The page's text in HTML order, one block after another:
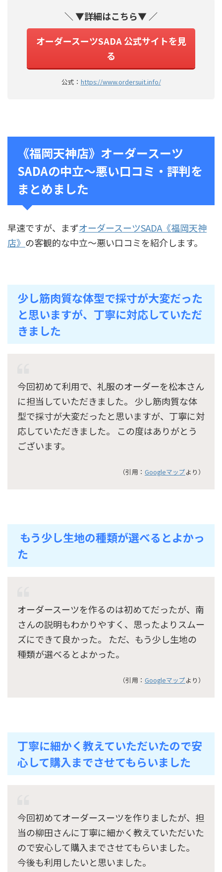
＼ ▼詳細はこちら▼ ／
オーダースーツSADA 公式サイトを見
る
公式： https://www.ordersuit.info/
《福岡天神店》オーダースーツ
SADAの中立～悪い口コミ・評判を
まとめました
早速ですが、まずオーダースーツSADA《福岡天神
店》 の客観的な中立〜悪い口コミを紹介します。
少し筋肉質な体型で採寸が大変だった
と思いますが、丁寧に対応していただ
きました
今回初めて利用で、礼服のオーダーを松本さん
に担当していただきました。 少し筋肉質な体
型で採寸が大変だったと思いますが、丁寧に対
応していただきました。 この度はありがとう
ございます。
（引用： Googleマップより）
もう少し生地の種類が選べるとよかっ
た
オーダースーツを作るのは初めてだったが、南
さんの説明もわかりやすく、思ったよりスムー
ズにできて良かった。 ただ、もう少し生地の
種類が選べるとよかった。
（引用： Googleマップより）
丁寧に細かく教えていただいたので安
心して購入までさせてもらいました
今回初めてオーダースーツを作りましたが、担
当の柳田さんに丁寧に細かく教えていただいた
ので安心して購入までさせてもらいました。
今後も利用したいと思いました。